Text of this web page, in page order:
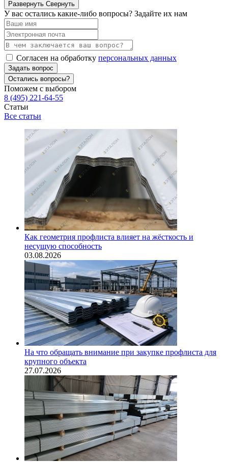
Развернуть Свернуть
У вас остались какие-либо вопросы? Задайте их нам
Согласен на обработку персональных данных
Задать вопрос
Остались вопросы?
Поможем с выбором
8 (495) 221-64-55
Статьи
Все статьи
Как геометрия профлиста влияет на жёсткость и
несущую способность
03.08.2026
На что обращать внимание при закупке профлиста для
крупного объекта
27.07.2026